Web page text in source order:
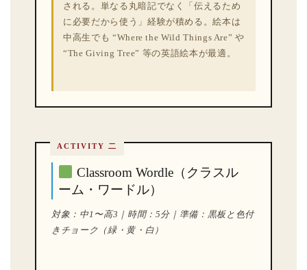
される。単なる丸暗記でなく「伝えるため
に必要だから使う」経験が積める。絵本は
中高生でも “Where the Wild Things Are” や
“The Giving Tree” 等の英語絵本が最適。
ACTIVITY 二
Classroom Wordle（クラスル
ーム・ワードル）
対象：中1〜高3｜時間：5分｜準備：黒板と色付
きチョーク（緑・黄・白）